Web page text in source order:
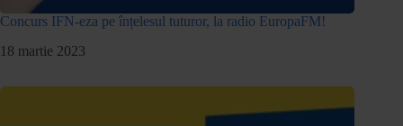
Concurs IFN-eza pe înțelesul tuturor, la radio EuropaFM!
18 martie 2023